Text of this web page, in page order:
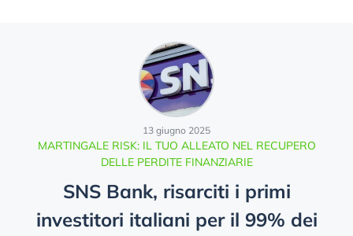
MARTINGALE RISK: IL TUO ALLEATO NEL RECUPERO
DELLE PERDITE FINANZIARIE
13 giugno 2025
SNS Bank, risarciti i primi
investitori italiani per il 99% dei